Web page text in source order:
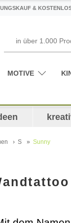
&
MOTIVE
S Sunny